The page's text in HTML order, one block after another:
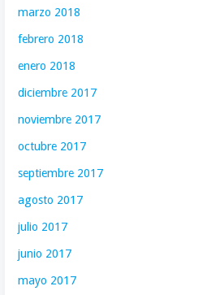
marzo 2018
febrero 2018
enero 2018
diciembre 2017
noviembre 2017
octubre 2017
septiembre 2017
agosto 2017
julio 2017
junio 2017
mayo 2017